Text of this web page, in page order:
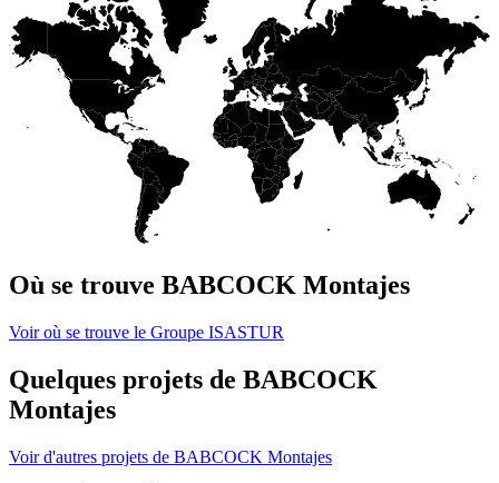
Où se trouve BABCOCK Montajes
Voir où se trouve le Groupe ISASTUR
Quelques projets de BABCOCK
Montajes
Voir d'autres projets de BABCOCK Montajes